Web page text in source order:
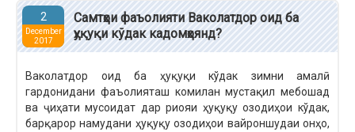
2
December
2017
Самтҳои фаъолияти Ваколатдор оид ба
ҳуқуқи кўдак кадомҳоянд?
Ваколатдор оид ба ҳуқуқи кўдак зимни амалӣ
гардонидани фаъолияташ комилан мустақил мебошад
ва ҷиҳати мусоидат дар риояи ҳуқуқу озодиҳои кўдак,
барқарор намудани ҳуқуқу озодиҳои вайроншудаи онҳо,